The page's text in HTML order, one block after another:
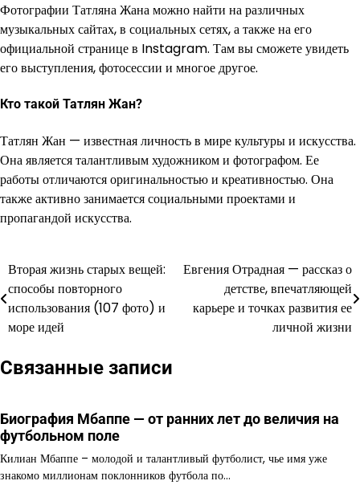
Фотографии Татляна Жана можно найти на различных
музыкальных сайтах, в социальных сетях, а также на его
официальной странице в Instagram. Там вы сможете увидеть
его выступления, фотосессии и многое другое.
Кто такой Татлян Жан?
Татлян Жан — известная личность в мире культуры и искусства.
Она является талантливым художником и фотографом. Ее
работы отличаются оригинальностью и креативностью. Она
также активно занимается социальными проектами и
пропагандой искусства.
Навигация
по
записям
Вторая жизнь старых вещей:
способы повторного
использования (107 фото) и
море идей
Евгения Отрадная — рассказ о
детстве, впечатляющей
карьере и точках развития ее
личной жизни
Связанные записи
Биография Мбаппе — от ранних лет до величия на
футбольном поле
Килиан Мбаппе – молодой и талантливый футболист, чье имя уже
знакомо миллионам поклонников футбола по…